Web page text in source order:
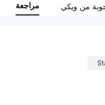
من ويكي مراجعة